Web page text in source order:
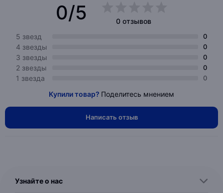
0/5
0 отзывов
5 звезд
0
4 звезды 0
3 звезды 0
2 звезды 0
1 звезда 0
Купили товар? Поделитесь мнением
Написать отзыв
Узнайте о нас